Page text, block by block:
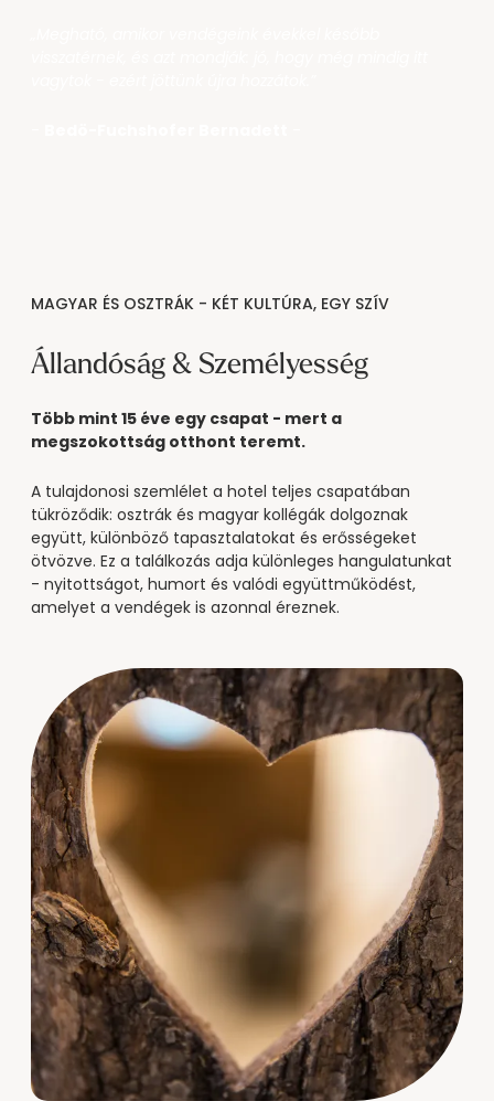
MAGYAR ÉS OSZTRÁK - KÉT KULTÚRA, EGY SZÍV
Állandóság & Személyesség
Több mint 15 éve egy csapat - mert a
megszokottság otthont teremt.
A tulajdonosi szemlélet a hotel teljes csapatában
tükröződik: osztrák és magyar kollégák dolgoznak
együtt, különböző tapasztalatokat és erősségeket
ötvözve. Ez a találkozás adja különleges hangulatunkat
- nyitottságot, humort és valódi együttműködést,
amelyet a vendégek is azonnal éreznek.